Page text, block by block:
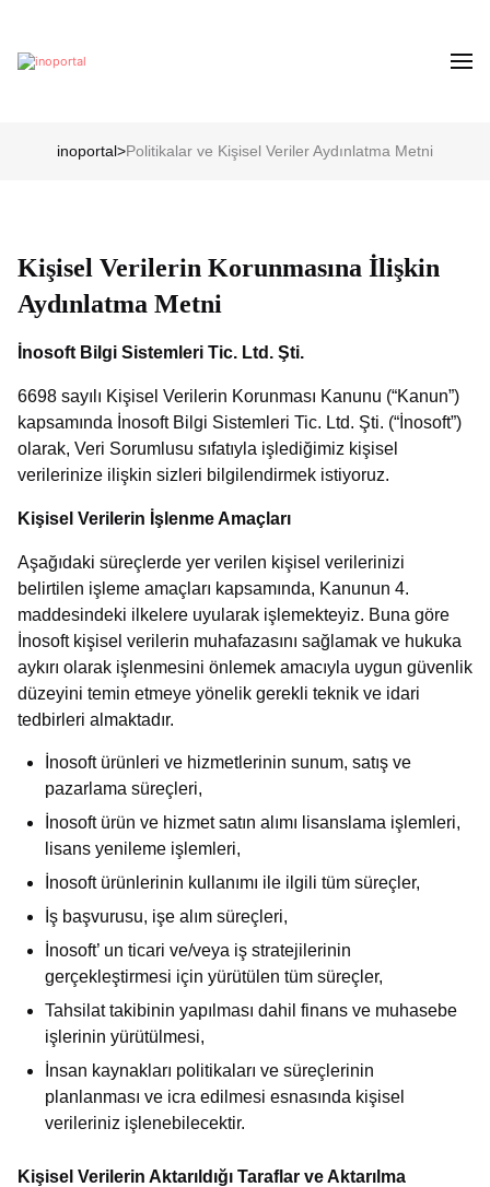
inoportal>Politikalar ve Kişisel Veriler Aydınlatma Metni
Kişisel Verilerin Korunmasına İlişkin
Aydınlatma Metni
İnosoft Bilgi Sistemleri Tic. Ltd. Şti.
6698 sayılı Kişisel Verilerin Korunması Kanunu (“Kanun”)
kapsamında İnosoft Bilgi Sistemleri Tic. Ltd. Şti. (“İnosoft”)
olarak, Veri Sorumlusu sıfatıyla işlediğimiz kişisel
verilerinize ilişkin sizleri bilgilendirmek istiyoruz.
Kişisel Verilerin İşlenme Amaçları
Aşağıdaki süreçlerde yer verilen kişisel verilerinizi
belirtilen işleme amaçları kapsamında, Kanunun 4.
maddesindeki ilkelere uyularak işlemekteyiz. Buna göre
İnosoft kişisel verilerin muhafazasını sağlamak ve hukuka
aykırı olarak işlenmesini önlemek amacıyla uygun güvenlik
düzeyini temin etmeye yönelik gerekli teknik ve idari
tedbirleri almaktadır.
İnosoft ürünleri ve hizmetlerinin sunum, satış ve
pazarlama süreçleri,
İnosoft ürün ve hizmet satın alımı lisanslama işlemleri,
lisans yenileme işlemleri,
İnosoft ürünlerinin kullanımı ile ilgili tüm süreçler,
İş başvurusu, işe alım süreçleri,
İnosoft’ un ticari ve/veya iş stratejilerinin
gerçekleştirmesi için yürütülen tüm süreçler,
Tahsilat takibinin yapılması dahil finans ve muhasebe
işlerinin yürütülmesi,
İnsan kaynakları politikaları ve süreçlerinin
planlanması ve icra edilmesi esnasında kişisel
verileriniz işlenebilecektir.
Kişisel Verilerin Aktarıldığı Taraflar ve Aktarılma